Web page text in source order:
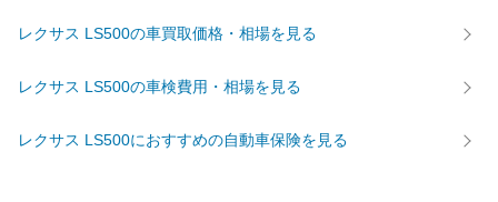
レクサス LS500の車買取価格・相場を見る
レクサス LS500の車検費用・相場を見る
レクサス LS500におすすめの自動車保険を見る